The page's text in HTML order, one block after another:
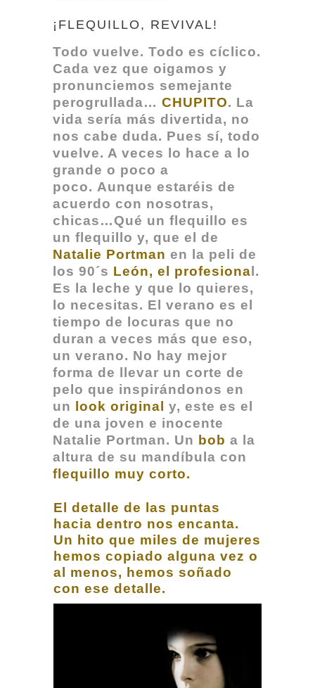
¡FLEQUILLO, REVIVAL!
Todo vuelve. Todo es cíclico.
Cada vez que oigamos y
pronunciemos semejante
perogrullada… CHUPITO. La
vida sería más divertida, no
nos cabe duda. Pues sí, todo
vuelve. A veces lo hace a lo
grande o poco a
poco. Aunque estaréis de
acuerdo con nosotras,
chicas…Qué un flequillo es
un flequillo y, que el de
Natalie Portman en la peli de
los 90´s León, el profesiona l.
Es la leche y que lo quieres,
lo necesitas. El verano es el
tiempo de locuras que no
duran a veces más que eso,
un verano. No hay mejor
forma de llevar un corte de
pelo que inspirándonos en
un
look original
y, este es el
de una joven e inocente
Natalie Portman. Un bob a la
altura de su mandíbula con
flequillo muy corto.
El detalle de las puntas
hacia dentro nos encanta.
Un hito que miles de mujeres
hemos copiado alguna vez o
al menos, hemos soñado
con ese detalle.